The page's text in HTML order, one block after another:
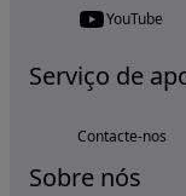
YouTube
Serviço de
Contacte-nos
Sobre nós